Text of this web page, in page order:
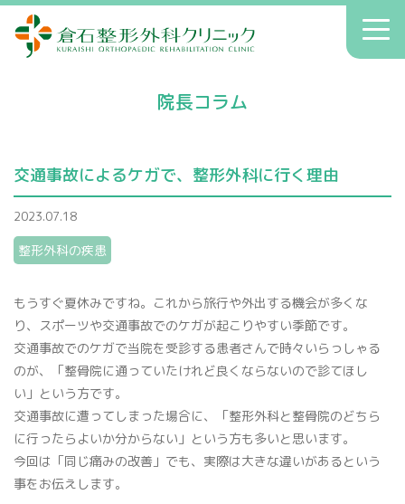
倉石整形外科クリニック
アクセス
送迎
院長コラム
お知らせ
へバーデン結節 患者さんの声
骨密度検査
院長コラム
交通事故によるケガで、整形外科に行く理由
2023.07.18
整形外科の疾患
もうすぐ夏休みですね。これから旅行や外出する機会が多くな
り、スポーツや交通事故でのケガが起こりやすい季節です。
交通事故でのケガで当院を受診する患者さんで時々いらっしゃる
のが、「整骨院に通っていたけれど良くならないので診てほし
い」という方です。
交通事故に遭ってしまった場合に、「整形外科と整骨院のどちら
に行ったらよいか分からない」という方も多いと思います。
今回は「同じ痛みの改善」でも、実際は大きな違いがあるという
事をお伝えします。